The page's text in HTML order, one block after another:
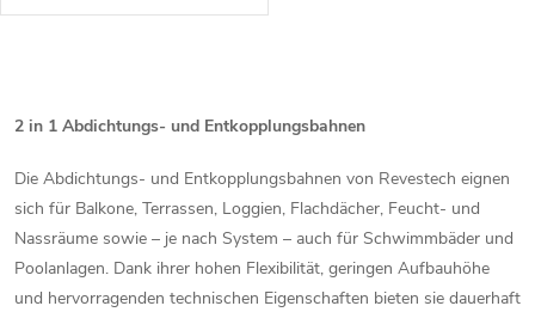
Rohrdurchführungen innerhalb
t
e
u
e
2 in 1 Abdichtungs- und Entkopplungsbahnen
Die Abdichtungs- und Entkopplungsbahnen von Revestech eignen
sich für Balkone, Terrassen, Loggien, Flachdächer, Feucht- und
Nassräume sowie – je nach System – auch für Schwimmbäder und
Poolanlagen. Dank ihrer hohen Flexibilität, geringen Aufbauhöhe
und hervorragenden technischen Eigenschaften bieten sie dauerhaft